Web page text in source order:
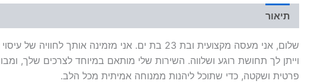
תיאור
שלום, אני מעסה מקצועית ובת 23 בת ים. אני מזמינה אותך
וייתן לך תחושת רוגע ושלווה. השירות שלי מותאם במיוחד לצרכים שלך,
פרטית ושקטה, כדי שתוכל ליהנות ממנוחה אמיתית מכל הלב.